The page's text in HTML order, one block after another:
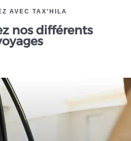
AVEC TAX’HILA
nos différents